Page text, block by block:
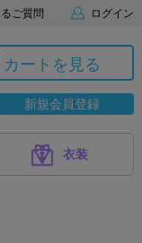
ご質問 ログイン
カートを見る
新規会員登録
衣装